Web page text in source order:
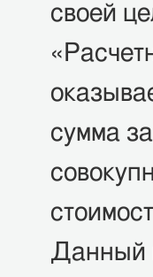
своей
сумма
Данный